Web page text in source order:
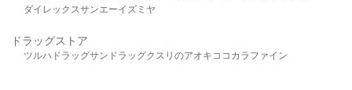
ダイレックスサンエーイズミヤ
ドラッグストア
ツルハドラッグサンドラッグクスリのアオキ ココカラファイン